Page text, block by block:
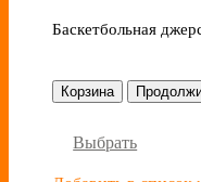
Баскетбольная
Корзина
Выбрать